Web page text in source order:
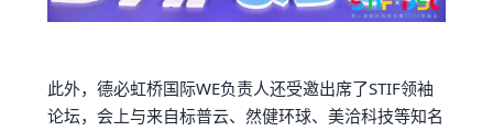
此外，德必虹桥国际WE负责人还受邀出席了STIF领袖
论坛，会上与来自标普云、然健环球、美洽科技等知名